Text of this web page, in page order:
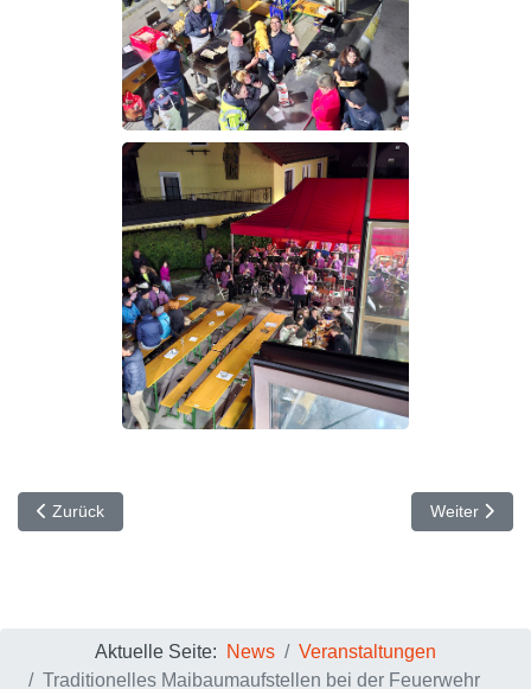
Vorheriger Beitrag: Stimmungsvolle Florianifeier mit
Zurück Nächster
Weiter
Aktuelle Seite: News
Veranstaltungen
Traditionelles Maibaumaufstellen bei der Feuerwehr